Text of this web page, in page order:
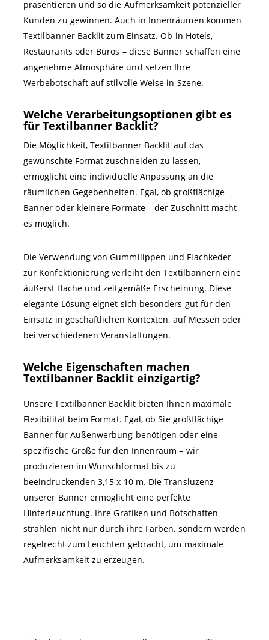
präsentieren und so die Aufmerksamkeit potenzieller
Kunden zu gewinnen. Auch in Innenräumen kommen
Textilbanner Backlit zum Einsatz. Ob in Hotels,
Restaurants oder Büros – diese Banner schaffen eine
angenehme Atmosphäre und setzen Ihre
Werbebotschaft auf stilvolle Weise in Szene.
Welche Verarbeitungsoptionen gibt es
für Textilbanner Backlit?
Die Möglichkeit, Textilbanner Backlit auf das
gewünschte Format zuschneiden zu lassen,
ermöglicht eine individuelle Anpassung an die
räumlichen Gegebenheiten. Egal, ob großflächige
Banner oder kleinere Formate – der Zuschnitt macht
es möglich.
Die Verwendung von Gummilippen und Flachkeder
zur Konfektionierung verleiht den Textilbannern eine
äußerst flache und zeitgemäße Erscheinung. Diese
elegante Lösung eignet sich besonders gut für den
Einsatz in geschäftlichen Kontexten, auf Messen oder
bei verschiedenen Veranstaltungen.
Welche Eigenschaften machen
Textilbanner Backlit einzigartig?
Unsere Textilbanner Backlit bieten Ihnen maximale
Flexibilität beim Format. Egal, ob Sie großflächige
Banner für Außenwerbung benötigen oder eine
spezifische Größe für den Innenraum – wir
produzieren im Wunschformat bis zu
beeindruckenden 3,15 x 10 m. Die Transluzenz
unserer Banner ermöglicht eine perfekte
Hinterleuchtung. Ihre Grafiken und Botschaften
strahlen nicht nur durch ihre Farben, sondern werden
regelrecht zum Leuchten gebracht, um maximale
Aufmerksamkeit zu erzeugen.